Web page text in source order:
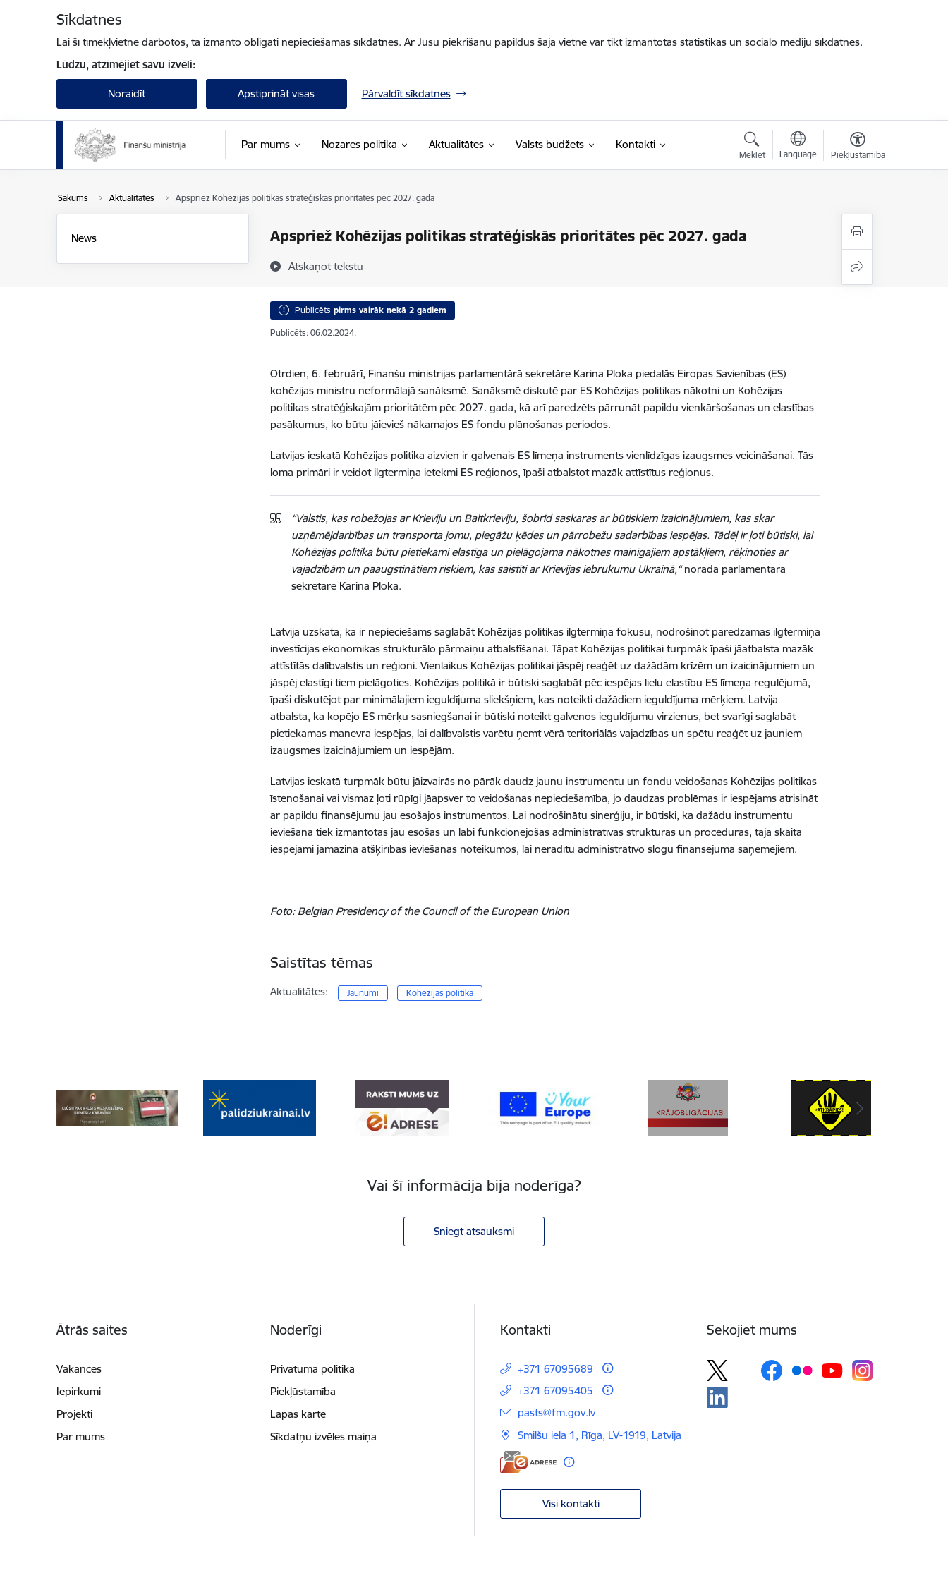
Sīkdatnes
Lai šī tīmekļvietne darbotos, tā izmanto obligāti nepieciešamās sīkdatnes. Ar Jūsu piekrišanu papildus šajā vietnē var tikt izmantotas statistikas un sociālo mediju sīkdatnes.
Lūdzu, atzīmējiet savu izvēli:
Noraidīt Apstiprināt visas Pārvaldīt sīkdatnes
Par mums Nozares politika Aktualitātes Valsts budžets Kontakti
Meklēt Language Piekļūstamība
Sākums Aktualitātes Apspriež Kohēzijas politikas stratēģiskās prioritātes pēc 2027. gada
Apspriež Kohēzijas politikas stratēģiskās prioritātes pēc 2027. gada
Atskaņot tekstu
News
Publicēts pirms vairāk nekā 2 gadiem
Publicēts: 06.02.2024.
Otrdien, 6. februārī, Finanšu ministrijas parlamentārā sekretāre Karina Ploka piedalās Eiropas Savienības (ES)
kohēzijas ministru neformālajā sanāksmē. Sanāksmē diskutē par ES Kohēzijas politikas nākotni un Kohēzijas
politikasstratēģiskajām prioritātēm pēc 2027. gada, kā arī paredzēts pārrunāt papildu vienkāršošanas un elastības
pasākumus, ko būtu jāievieš nākamajos ES fondu plānošanas periodos.
Latvijas ieskatā Kohēzijas politika aizvien ir galvenais ES līmeņa instruments vienlīdzīgas izaugsmes veicināšanai. Tās
loma primāri ir veidot ilgtermiņa ietekmi ES reģionos, īpaši atbalstot mazāk attīstītus reģionus.
“Valstis, kas robežojas ar Krieviju un Baltkrieviju, šobrīd saskaras ar būtiskiem izaicinājumiem, kas skar
uzņēmējdarbības un transporta jomu, piegāžu ķēdes un pārrobežu sadarbības iespējas. Tādēļ ir ļoti būtiski, lai
Kohēzijas politika būtu pietiekami elastīga un pielāgojama nākotnes mainīgajiem apstākļiem, rēķinoties ar
vajadzībām un paaugstinātiem riskiem, kas saistīti ar Krievijas iebrukumu Ukrainā,“norāda parlamentārā
sekretāre Karina Ploka.
Latvija uzskata, ka ir nepieciešams saglabāt Kohēzijas politikas ilgtermiņa fokusu, nodrošinot paredzamas ilgtermiņa
investīcijas ekonomikas strukturālo pārmaiņu atbalstīšanai. Tāpat Kohēzijas politikai turpmāk īpaši jāatbalsta mazāk
attīstītās dalībvalstis un reģioni. Vienlaikus Kohēzijas politikai jāspēj reaģēt uz dažādām krīzēm un izaicinājumiem un
jāspēj elastīgi tiem pielāgoties. Kohēzijas politikā ir būtiski saglabāt pēc iespējas lielu elastību ES līmeņa regulējumā,
īpaši diskutējot par minimālajiem ieguldījuma sliekšņiem, kas noteikti dažādiem ieguldījuma mērķiem. Latvija
atbalsta, ka kopējo ES mērķu sasniegšanai ir būtiski noteikt galvenos ieguldījumu virzienus, bet svarīgi saglabāt
pietiekamas manevra iespējas, lai dalībvalstis varētu ņemt vērā teritoriālās vajadzības un spētu reaģēt uz jauniem
izaugsmes izaicinājumiem un iespējām.
Latvijas ieskatā turpmāk būtu jāizvairās no pārāk daudz jaunu instrumentu un fondu veidošanas Kohēzijas politikas
īstenošanai vai vismaz ļoti rūpīgi jāapsver to veidošanas nepieciešamība, jo daudzas problēmas ir iespējams atrisināt
ar papildu finansējumu jau esošajos instrumentos. Lai nodrošinātu sinerģiju, ir būtiski, ka dažādu instrumentu
ieviešanā tiek izmantotas jau esošās un labi funkcionējošās administratīvās struktūras un procedūras, tajā skaitā
iespējami jāmazina atšķirības ieviešanas noteikumos, lai neradītu administratīvo slogu finansējuma saņēmējiem.
Foto: Belgian Presidency of the Council of the European Union
Saistītas tēmas
Aktualitātes: Jaunumi Kohēzijas politika
Vai šī informācija bija noderīga?
Sniegt atsauksmi
Ātrās saites
Vakances
Iepirkumi
Projekti
Par mums
Noderīgi
Privātuma politika
Piekļūstamība
Lapas karte
Sīkdatņu izvēles maiņa
Kontakti
+371 67095689
+371 67095405
E-pasts:
pasts@fm.gov.lv
Smilšu iela 1, Rīga, LV-1919, Latvija
Visi kontakti
Sekojiet mums